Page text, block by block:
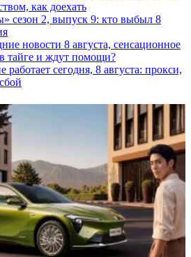
как доехать
сезон 2, выпуск 9: кто выбыл 8
новости 8 августа, сенсационное
тайге и ждут помощи?
работает сегодня, 8 августа: прокси,